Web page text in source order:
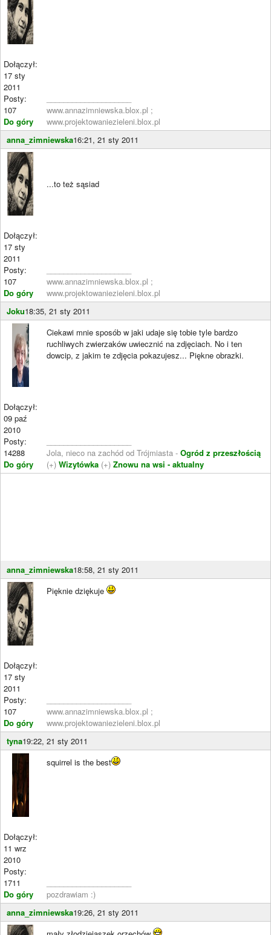
Dołączył:
17 sty
2011
Posty:
107
Do góry
www.annazimniewska.blox.pl ;
www.projektowaniezieleni.blox.pl
anna_zimniewska16:21, 21 sty 2011
Dołączył:
17 sty
2011
Posty:
107
Do góry
...to też sąsiad
www.annazimniewska.blox.pl ;
www.projektowaniezieleni.blox.pl
Joku18:35, 21 sty 2011
Dołączył:
09 paź
2010
Posty:
14288
Do góry
Ciekawi mnie sposób w jaki udaje się tobie tyle bardzo
ruchliwych zwierzaków uwiecznić na zdjęciach. No i ten
dowcip, z jakim te zdjęcia pokazujesz... Piękne obrazki.
Jola, nieco na zachód od Trójmiasta - Ogród z przeszłością
(+) Wizytówka (+) Znowu na wsi - aktualny
anna_zimniewska18:58, 21 sty 2011
Dołączył:
17 sty
2011
Posty:
107
Do góry
Pięknie dziękuje
www.annazimniewska.blox.pl ;
www.projektowaniezieleni.blox.pl
tyna19:22, 21 sty 2011
Dołączył:
11 wrz
2010
Posty:
1711
Do góry
squirrel is the best
pozdrawiam :)
anna_zimniewska19:26, 21 sty 2011